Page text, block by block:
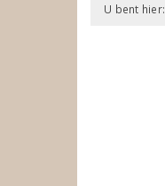
U bent hier: